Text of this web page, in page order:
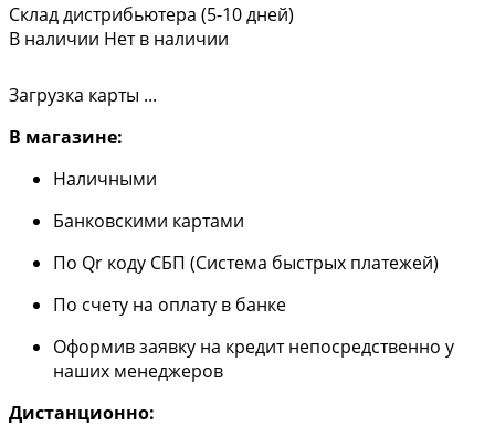
Склад дистрибьютера (5-10 дней)
В наличии Нет в наличии
Загрузка карты ...
В магазине:
Наличными
Банковскими картами
По Qr коду СБП (Система быстрых платежей)
По счету на оплату в банке
Оформив заявку на кредит непосредственно у
наших менеджеров
Дистанционно: